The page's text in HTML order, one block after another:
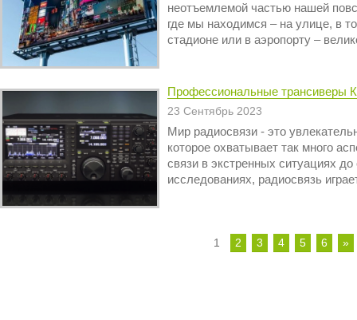
неотъемлемой частью нашей
где мы находимся – на улице, в
стадионе или в аэропорту –
Профессиональные трансиверы
23 Сентябрь 2023
Мир радиосвязи - это
которое охватывает так много
связи в экстренных ситуациях
исследованиях, радиосвязь
1 2 3 4 5 6 »